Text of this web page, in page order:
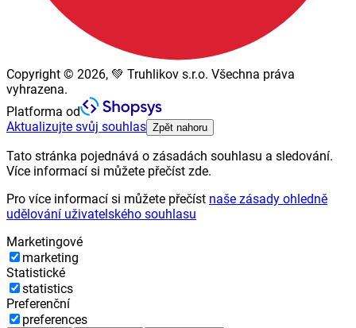
Copyright © 2026, 💚 Truhlikov s.r.o. Všechna práva
vyhrazena.
Platforma od
Aktualizujte svůj souhlas Zpět nahoru
Tato stránka pojednává o zásadách souhlasu a sledování.
Více informací si můžete přečíst zde.
Pro více informací si můžete přečíst naše zásady ohledně
udělování uživatelského souhlasu
Marketingové
marketing
Statistické
statistics
Preferenční
preferences